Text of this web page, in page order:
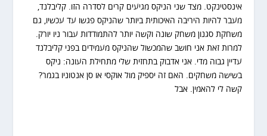
אינסטינקט. מצד שני הניקס מגיעים קרים לסדרה הזו. קליבלנד,
מעבר להיות היריבה האיכותית ביותר שהניקס פגשו עד עכשיו, גם
משחקת סגנון משחק שונה וקשה יותר להתמודדות עבור ניו יורק.
למרות זאת אני חושב שהמכשול שהניקס מעמידים בפני קליבלנד
עדיין גבוה מדי. אני אדבוק בתחזית שלי מתחילת העונה: ניקס
בשישה משחקים. האם זה יספיק מול אוקסי או סן אנטוניו בגמר?
קשה לי להאמין. אבל